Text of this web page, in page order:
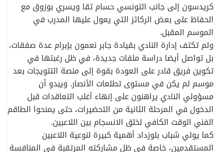
كريدسون إلى جانب التونسي حسام تقا ويسري بوزوق مع
الحفاظ على بعض الركائز التي يعول عليها المدرب في
الموسم المقبل.
ولم تكتف إدارة النادي بقيادة جابر نعمون بإبرام عدة صفقات،
بل تواصل أيضا دراسة ملفات جديدة، في ظل رغبتها في
تكوين فريق قادر على العودة بقوة إلى منصة التتويجات بعد
موسم لم يكن في مستوى تطلعات الأنصار. ويبدو أن
مسؤولي النادي يراهنون على إنهاء أغلب التعاقدات قبل
الدخول في المرحلة الثانية من التحضيرات، حتى يمنحوا الطاقم
الفني الوقت الكافي لخلق الانسجام بين اللاعبين.
كما يولي شباب بلوزداد أهمية كبيرة لنوعية اللاعبين
المستقدمين، خاصة في ظل مشاركته المرتقبة في المنافسة